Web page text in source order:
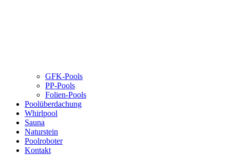
GFK-Pools
PP-Pools
Folien-Pools
Poolüberdachung
Whirlpool
Sauna
Naturstein
Poolroboter
Kontakt